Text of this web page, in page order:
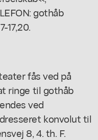
gothåb
17,20.
fås ved på
ringe til gothåb
ved
konvolut til
8, 4. th. F.